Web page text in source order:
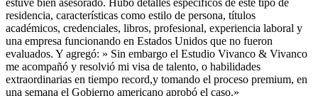
residencia, características como estilo de persona, títulos
académicos, credenciales, libros, profesional, experiencia laboral y
una empresa funcionando en Estados Unidos que no fueron
evaluados. Y agregó: » Sin embargo el Estudio Vivanco & Vivanco
me acompañó y resolvió mi visa de talento, o habilidades
extraordinarias en tiempo record,y tomando el proceso premium, en
una semana el Gobierno americano aprobó el caso.»